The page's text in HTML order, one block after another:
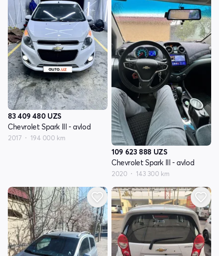
83 409 480 UZS
Chevrolet Spark III - avlod
2017 194 000 km
109 623 888 UZS
Chevrolet Spark III - avlod
2020 143 300 km